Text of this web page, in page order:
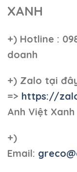
XANH
+) Hotline :
doanh
+) Zalo tại
=> https://
Anh Việt Xanh
+)
Email: